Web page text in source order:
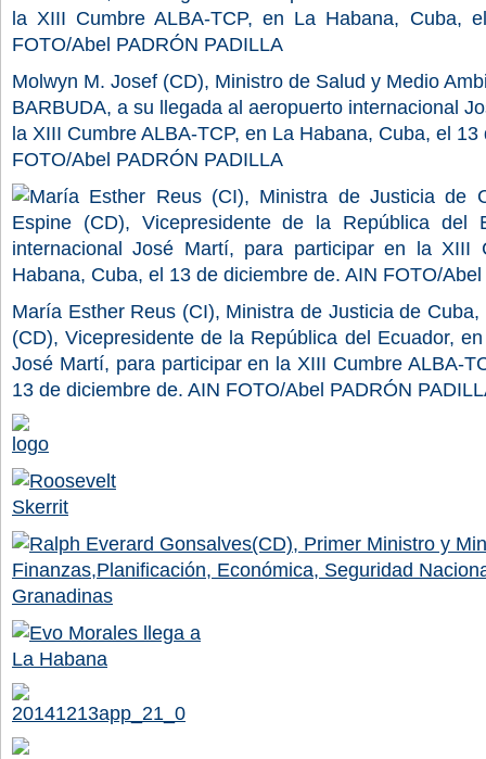
Molwyn M. Josef (CD), Ministro de Salud y Medio
BARBUDA, a su llegada al aeropuerto internacional
la XIII Cumbre ALBA-TCP, en La Habana, Cuba, el
FOTO/Abel PADRÓN PADILLA
María Esther Reus (CI), Ministra de Justicia de
(CD), Vicepresidente de la República del Ecuador,
José Martí, para participar en la XIII Cumbre ALBA-
13 de diciembre de. AIN FOTO/Abel PADRÓN